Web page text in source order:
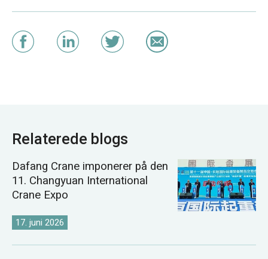
Relaterede blogs
Dafang Crane imponerer på den
11. Changyuan International
Crane Expo
17. juni 2026